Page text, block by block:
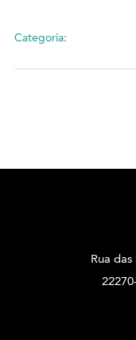
Categoria:
Rua